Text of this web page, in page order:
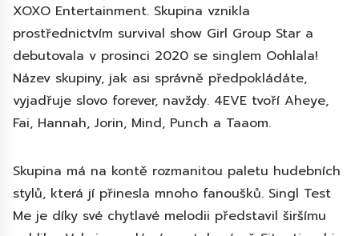
XOXO Entertainment. Skupina vznikla
prostřednictvím survival show Girl Group Star a
debutovala v prosinci 2020 se singlem Oohlala!
Název skupiny, jak asi správně předpokládáte,
vyjadřuje slovo forever, navždy. 4EVE tvoří Aheye,
Fai, Hannah, Jorin, Mind, Punch a Taaom.
Skupina má na kontě rozmanitou paletu hudebních
stylů, která jí přinesla mnoho fanoušků. Singl Test
Me je díky své chytlavé melodii představil širšímu